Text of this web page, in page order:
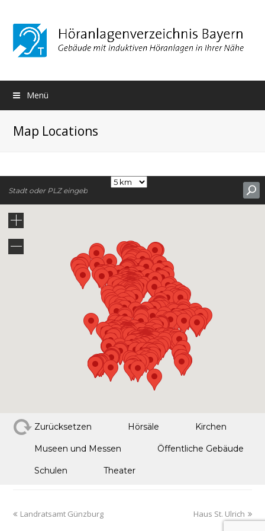
Menü
Map Locations
Zurücksetzen Hörsäle Kirchen
Museen und Messen Öffentliche Gebäude
Schulen Theater
Landratsamt Günzburg Haus St. Ulrich